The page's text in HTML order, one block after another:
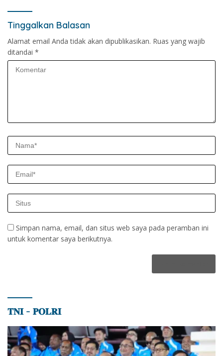
Tinggalkan Balasan
Alamat email Anda tidak akan dipublikasikan. Ruas yang wajib
ditandai *
Simpan nama, email, dan situs web saya pada peramban ini
untuk komentar saya berikutnya.
𝐓𝐍𝐈 – 𝐏𝐎𝐋𝐑𝐈